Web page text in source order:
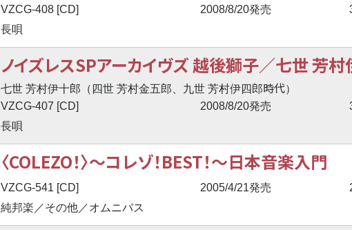
VZCG-408 [CD]
2008/8/20発売
長唄
ノイズレスSPアーカイヴズ 越後獅子／七世 芳村
七世 芳村伊十郎（四世 芳村金五郎、九世 芳村伊四郎時代）
VZCG-407 [CD]
2008/8/20発売
長唄
〈COLEZO！〉〜コレゾ！BEST！〜日本音楽入門
VZCG-541 [CD] 2005/4/21発売
純邦楽／その他／オムニバス